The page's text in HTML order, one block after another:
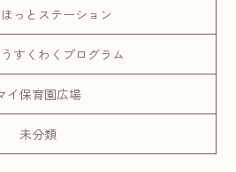
っとステーション
すくわくプログラム
イ保育園広場
未分類